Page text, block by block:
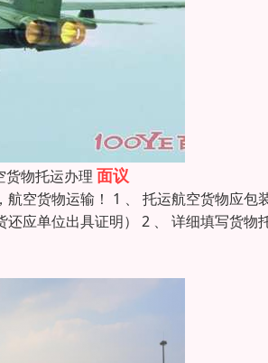
货物托运办理 面议
空货物运输！ 1 、 托运航空货物应
应单位出具证明） 2 、 详细填写货物